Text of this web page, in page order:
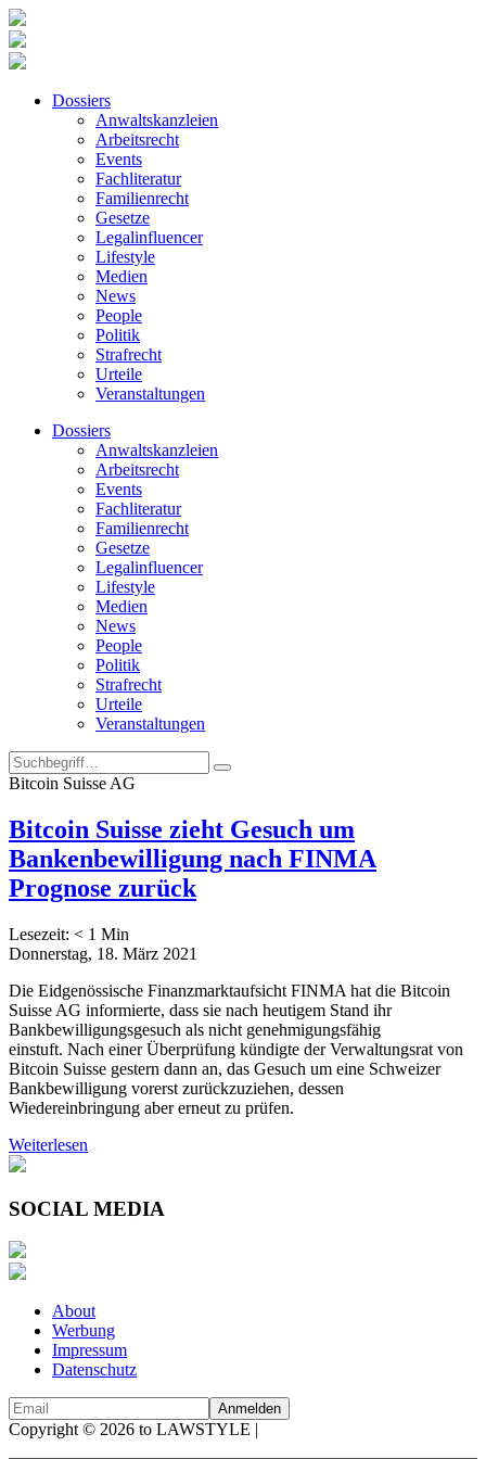
Dossiers
Anwaltskanzleien
Arbeitsrecht
Events
Fachliteratur
Familienrecht
Gesetze
Legalinfluencer
Lifestyle
Medien
News
People
Politik
Strafrecht
Urteile
Veranstaltungen
Dossiers
Anwaltskanzleien
Arbeitsrecht
Events
Fachliteratur
Familienrecht
Gesetze
Legalinfluencer
Lifestyle
Medien
News
People
Politik
Strafrecht
Urteile
Veranstaltungen
Bitcoin Suisse AG
Bitcoin Suisse zieht Gesuch um
Bankenbewilligung nach FINMA
Prognose zurück
Lesezeit: < 1 Min
Donnerstag, 18. März 2021
Die Eidgenössische Finanzmarktaufsicht FINMA hat die Bitcoin
Suisse AG informierte, dass sie nach heutigem Stand ihr
Bankbewilligungsgesuch als nicht genehmigungsfähig
einstuft. Nach einer Überprüfung kündigte der Verwaltungsrat von
Bitcoin Suisse gestern dann an, das Gesuch um eine Schweizer
Bankbewilligung vorerst zurückzuziehen, dessen
Wiedereinbringung aber erneut zu prüfen.
Weiterlesen
SOCIAL MEDIA
About
Werbung
Impressum
Datenschutz
Copyright © 2026 to LAWSTYLE |